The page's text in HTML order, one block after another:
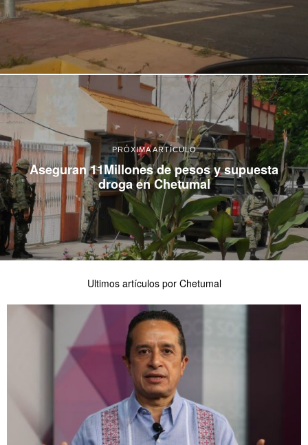
PRÓXIMA ARTÍCULO
Aseguran 11Millones de pesos y supuesta
droga en Chetumal
Ultimos artículos por Chetumal